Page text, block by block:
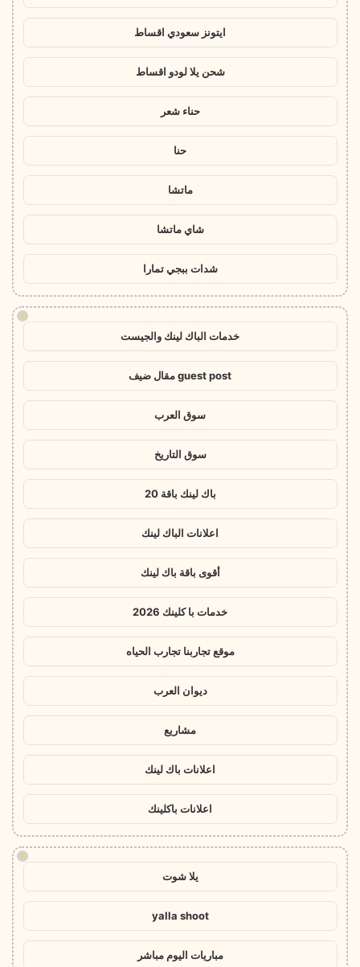
ايتونز سعودي اقساط
شحن يلا لودو اقساط
حناء شعر
حنا
ماتشا
شاي ماتشا
شدات ببجي تمارا
!
خدمات الباك لينك والجيست
guest post مقال ضيف
سوق العرب
سوق التاريخ
باك لينك باقة 20
اعلانات الباك لينك
أقوى باقة باك لينك
خدمات با كلينك 2026
موقع تجاربنا تجارب الحياه
ديوان العرب
مشاريع
اعلانات باك لينك
اعلانات باكلينك
!
يلا شوت
yalla shoot
مباريات اليوم مباشر